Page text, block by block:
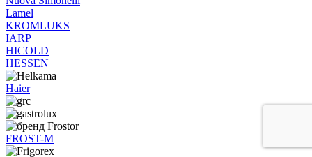
Lamel
KROMLUKS
IARP
HICOLD
HESSEN
Haier
FROST-M